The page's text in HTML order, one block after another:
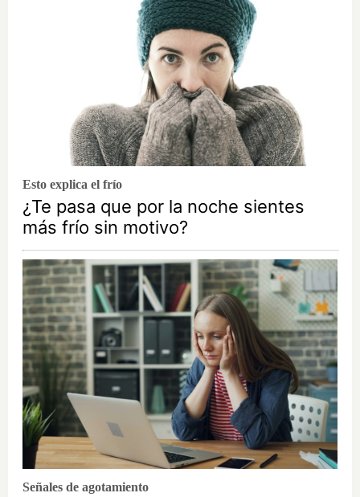
Esto explica el frío
¿Te pasa que por la noche sientes
más frío sin motivo?
Señales de agotamiento